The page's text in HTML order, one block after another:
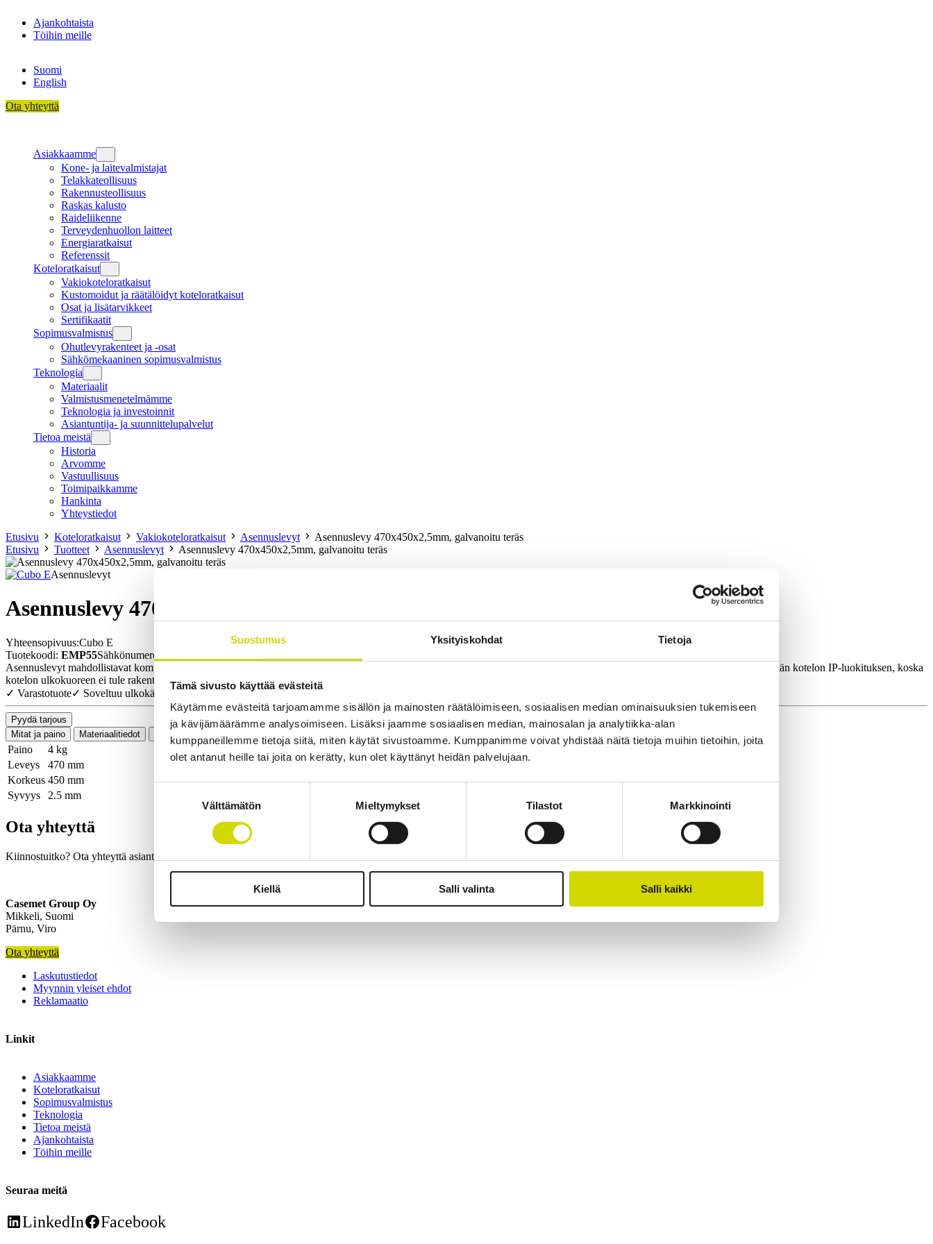
Suostumus Yksityiskohdat Tietoja
Tämä sivusto käyttää evästeitä
Käytämme evästeitä tarjoamamme sisällön ja mainosten räätälöimiseen, sosiaalisen median ominaisuuksien tukemiseen
ja kävijämäärämme analysoimiseen. Lisäksi jaamme sosiaalisen median, mainosalan ja analytiikka-alan
kumppaneillemme tietoja siitä, miten käytät sivustoamme. Kumppanimme voivat yhdistää näitä tietoja muihin tietoihin, joita
olet antanut heille tai joita on kerätty, kun olet käyttänyt heidän palvelujaan.
Välttämätön Mieltymykset Tilastot Markkinointi
Kiellä Salli valinta Salli kaikki
sisältöönAjankohtaista
Töihin meille
Suomi
English
Ota yhteyttä
Asiakkaamme
Kone- ja laitevalmistajat
Telakkateollisuus
Rakennusteollisuus
Raskas kalusto
Raideliikenne
Terveydenhuollon laitteet
Energiaratkaisut
Referenssit
Koteloratkaisut
Vakiokoteloratkaisut
Kustomoidut ja räätälöidyt koteloratkaisut
Osat ja lisätarvikkeet
Sertifikaatit
Sopimusvalmistus
Ohutlevyrakenteet ja -osat
Sähkömekaaninen sopimusvalmistus
Teknologia
Materiaalit
Valmistusmenetelmämme
Teknologia ja investoinnit
Asiantuntija- ja suunnittelupalvelut
Tietoa meistä
Historia
Arvomme
Vastuullisuus
Toimipaikkamme
Hankinta
Yhteystiedot
Etusivu
Koteloratkaisut Vakiokoteloratkaisut Asennuslevyt
Asennuslevy 470x450x2,5mm, galvanoitu teräs
Etusivu
Tuotteet Asennuslevyt Asennuslevy 470x450x2,5mm, galvanoitu teräs
Asennuslevyt
Asennuslevy 470x450x2,5mm, galvanoitu teräs
Yhteensopivuus:Cubo E
Tuotekoodi: EMP55Sähkönumero:
Asennuslevyt mahdollistavat komponenttien (riviliittimien, DIN-kiskojen, sähköisten komponenttien jne.) asentamisen kotelon sisään. Casemetin asennuslevyt auttavat säilyttämään kotelon IP-luokituksen, koska
kotelon ulkokuoreen ei tule rakenteellisia muutoksia.
✓ Varastotuote✓ Soveltuu ulkokäyttöön
Pyydä tarjous
Mitat ja paino
Materiaalitiedot Toiminnallisuudet Standardit Lisätiedot Ladattavat materiaalit
Paino
4 kg
Leveys
470 mm
Korkeus 450 mm
Syvyys
2.5 mm
Ota yhteyttä
Kiinnostuitko? Ota yhteyttä asiantuntijaamme ja kerromme lisää ratkaisuistamme.
Casemet Group Oy
Mikkeli, Suomi
Pärnu, Viro
Ota yhteyttä
Laskutustiedot
Myynnin yleiset ehdot
Reklamaatio
Linkit
Asiakkaamme
Koteloratkaisut
Sopimusvalmistus
Teknologia
Tietoa meistä
Ajankohtaista
Töihin meille
Seuraa meitä
LinkedIn Facebook